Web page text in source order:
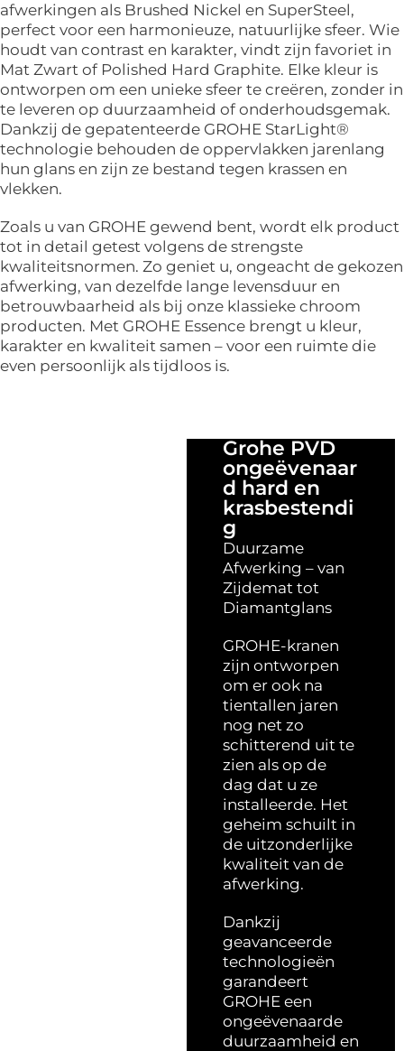
afwerkingen als Brushed Nickel en SuperSteel,
perfect voor een harmonieuze, natuurlijke sfeer. Wie
houdt van contrast en karakter, vindt zijn favoriet in
Mat Zwart of Polished Hard Graphite. Elke kleur is
ontworpen om een unieke sfeer te creëren, zonder in
te leveren op duurzaamheid of onderhoudsgemak.
Dankzij de gepatenteerde GROHE StarLight®
technologie behouden de oppervlakken jarenlang
hun glans en zijn ze bestand tegen krassen en
vlekken.
Zoals u van GROHE gewend bent, wordt elk product
tot in detail getest volgens de strengste
kwaliteitsnormen. Zo geniet u, ongeacht de gekozen
afwerking, van dezelfde lange levensduur en
betrouwbaarheid als bij onze klassieke chroom
producten. Met GROHE Essence brengt u kleur,
karakter en kwaliteit samen – voor een ruimte die
even persoonlijk als tijdloos is.
Grohe PVD
ongeëvenaar
d hard en
krasbestendi
g
Duurzame
Afwerking – van
Zijdemat tot
Diamantglans
GROHE-kranen
zijn ontworpen
om er ook na
tientallen jaren
nog net zo
schitterend uit te
zien als op de
dag dat u ze
installeerde. Het
geheim schuilt in
de uitzonderlijke
kwaliteit van de
afwerking.
Dankzij
geavanceerde
technologieën
garandeert
GROHE een
ongeëvenaarde
duurzaamheid en